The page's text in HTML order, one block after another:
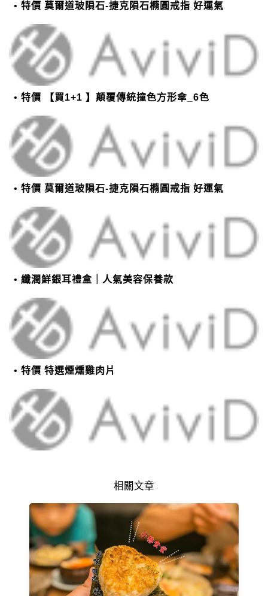
特價 莫爾道玻隕石-捷克隕石橢圓戒指 好運氣
特價 【買1+1 】顛覆傳統撞色方形傘_6色
特價 莫爾道玻隕石-捷克隕石橢圓戒指 好運氣
纖潤鮮銀耳禮盒｜人氣美容保養款
特價 特選煙燻雞肉片
相關文章